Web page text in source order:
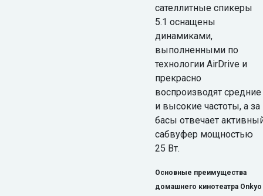
сателлитные спикеры
5.1 оснащены
динамиками,
выполненными по
технологии AirDrive и
прекрасно
воспроизводят средние
и высокие частоты, а за
басы отвечает
сабвуфер мощностью
25 Вт.
Основные преимущества
домашнего кинотеатра Onkyo